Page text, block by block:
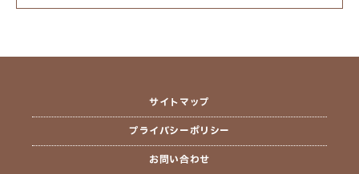
サイトマップ
プライバシーポリシー
お問い合わせ